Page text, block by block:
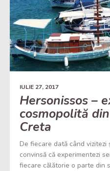
IULIE 27, 2017
Hersonissos –
cosmopolită
Creta
De fiecare dată când
convinsă că experimentezi
fiecare călătorie o parte din